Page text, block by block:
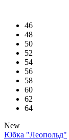
46
48
50
52
54
56
58
60
62
64
New
Юбка "Леопольд"